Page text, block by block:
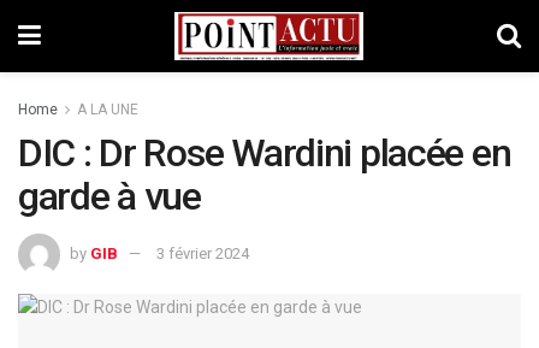
Home A LA UNE
DIC : Dr Rose Wardini placée en
garde à vue
by GIB 3 février 2024